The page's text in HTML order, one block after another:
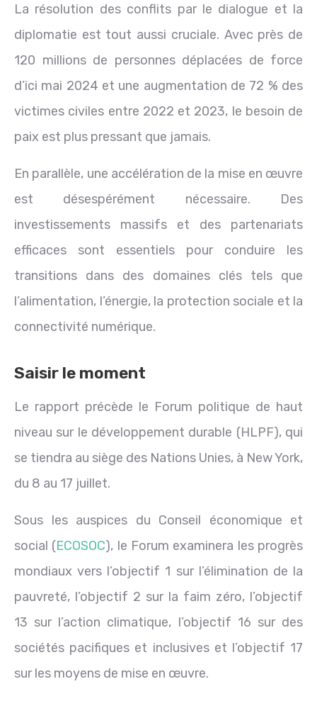
La résolution des conflits par le dialogue et la
diplomatie est tout aussi cruciale. Avec près de
120 millions de personnes déplacées de force
d’ici mai 2024 et une augmentation de 72 % des
victimes civiles entre 2022 et 2023, le besoin de
paix est plus pressant que jamais.
En parallèle, une accélération de la mise en œuvre
est désespérément nécessaire. Des
investissements massifs et des partenariats
efficaces sont essentiels pour conduire les
transitions dans des domaines clés tels que
l’alimentation, l’énergie, la protection sociale et la
connectivité numérique.
Saisir le moment
Le rapport précède le Forum politique de haut
niveau sur le développement durable (HLPF), qui
se tiendra au siège des Nations Unies, à New York,
du 8 au 17 juillet.
Sous les auspices du Conseil économique et
social (ECOSOC), le Forum examinera les progrès
mondiaux vers l’objectif 1 sur l’élimination de la
pauvreté, l’objectif 2 sur la faim zéro, l’objectif
13 sur l’action climatique, l’objectif 16 sur des
sociétés pacifiques et inclusives et l’objectif 17
sur les moyens de mise en œuvre.